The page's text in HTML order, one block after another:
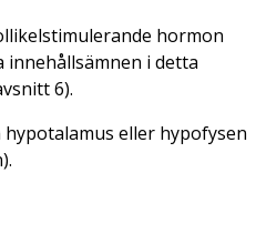
hormon
i detta
6).
eller hypofysen